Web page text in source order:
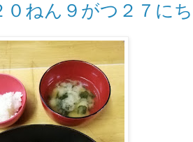
０ねん９がつ２７に